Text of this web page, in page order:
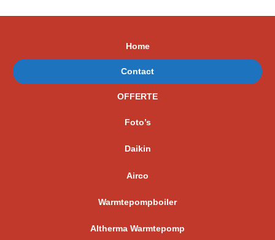
Home
Contact
OFFERTE
Foto’s
Daikin
Airco
Warmtepompboiler
Altherma Warmtepomp